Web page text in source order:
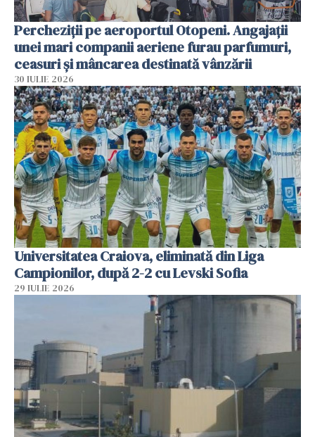
Percheziții pe aeroportul Otopeni. Angajații
unei mari companii aeriene furau parfumuri,
ceasuri și mâncarea destinată vânzării
30 IULIE 2026
Universitatea Craiova, eliminată din Liga
Campionilor, după 2-2 cu Levski Sofia
29 IULIE 2026